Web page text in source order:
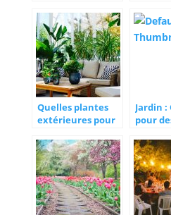
Quelles plantes
extérieures pour
Jardin
pour